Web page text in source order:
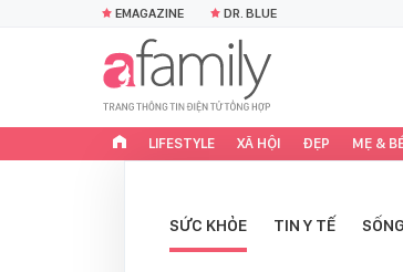
EMAGAZINE DR. BLUE
LIFESTYLE XÃ HỘI ĐẸP MẸ &
SỨC KHỎE TIN Y TẾ